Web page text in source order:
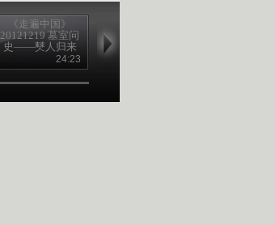
《走遍中国》
20121219 墓室问
史——僰人归来
24:23
20121218 墓室问
史——悬棺之谜